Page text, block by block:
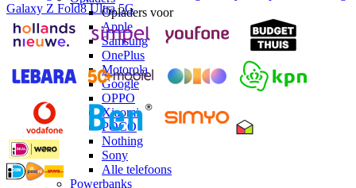
Opladers voor
Apple
Samsung
OnePlus
Motorola
Google
OPPO
Xiaomi
POCO
Nothing
Sony
Alle telefoons
Powerbanks
Galaxy Z Fold8 Ultra 5G